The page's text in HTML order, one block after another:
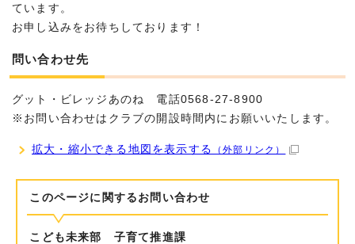
ています。
お申し込みをお待ちしております！
問い合わせ先
グット・ビレッジあのね 電話0568-27-8900
※お問い合わせはクラブの開設時間内にお願いいたします。
拡大・縮小できる地図を表示する （外部リンク）
このページに関する お問い合わせ
こども未来部 子育て推進課